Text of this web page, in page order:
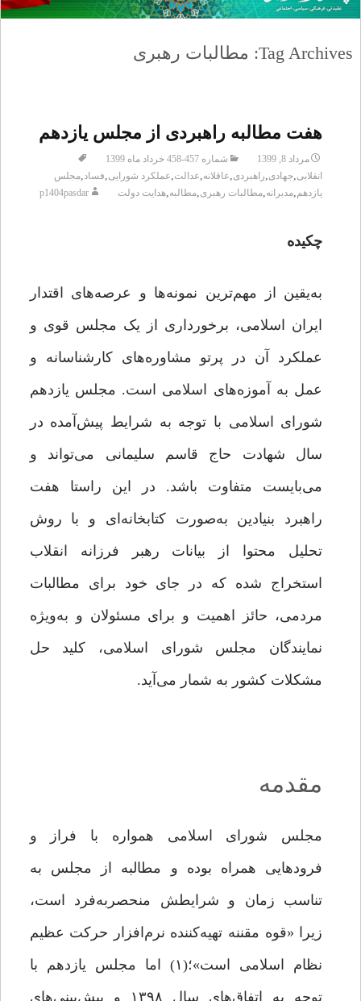
Tag Archives: مطالبات رهبری
هفت مطالبه راهبردی از مجلس یازدهم
مرداد 8, 1399
شماره 457-458 خرداد ماه 1399
انقلابی,جهادی,راهبردی,عاقلانه,عدالت,عملکرد شورایی,فساد,مجلس
یازدهم,مدبرانه,مطالبات رهبری,مطالبه,هدایت دولت p1404pasdar
چکیده
به‌یقین از مهم‌ترین نمونه‌ها و عرصه‌های اقتدار
ایران اسلامی، برخورداری از یک مجلس قوی و
عملکرد آن در پرتو مشاوره‌های کارشناسانه و
عمل به آموزه‌های اسلامی است. مجلس یازدهم
شورای اسلامی با توجه به شرایط پیش‌آمده در
سال شهادت حاج قاسم سلیمانی می‌تواند و
می‌بایست متفاوت باشد. در این راستا هفت
راهبرد بنیادین به‌صورت کتابخانه‌ای و با روش
تحلیل محتوا از بیانات رهبر فرزانه انقلاب
استخراج شده که در جای خود برای مطالبات
مردمی، حائز اهمیت و برای مسئولان و به‌ویژه
نمایندگان مجلس شورای اسلامی، کلید حل
مشکلات کشور به شمار می‌آید.
مقدمه
مجلس شورای اسلامی همواره با فراز و
فرودهایی همراه بوده و مطالبه از مجلس به
‌تناسب زمان و شرایطش منحصربه‌فرد است،
زیرا «قوه‌ مقننه تهیه‌کننده‌ نرم‌افزار حرکت عظیم
نظام اسلامی است»؛(۱) اما مجلس یازدهم با
توجه به اتفاق‌های سال ۱۳۹۸ و پیش‌بینی‌های